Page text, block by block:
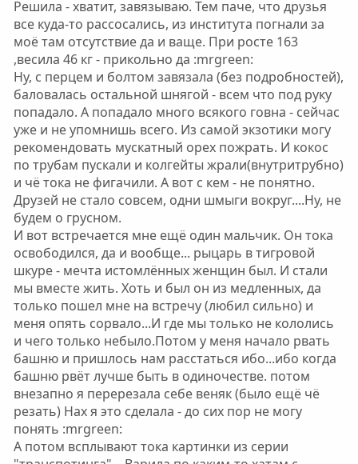
Решила - хватит, завязываю. Тем паче, что друзья
все куда-то рассосались, из института погнали за
моё там отсутствие да и ваще. При росте 163
,весила 46 кг - прикольно да :mrgreen:
Ну, с перцем и болтом завязала (без подробностей),
баловалась остальной шнягой - всем что под руку
попадало. А попадало много всякого говна - сейчас
уже и не упомнишь всего. Из самой экзотики могу
рекомендовать мускатный орех пожрать. И кокос
по трубам пускали и колгейты жрали(внутритрубно)
и чё тока не фигачили. А вот с кем - не понятно.
Друзей не стало совсем, одни шмыги вокруг....Ну, не
будем о грусном.
И вот встречается мне ещё один мальчик. Он тока
освободился, да и вообще... рыцарь в тигровой
шкуре - мечта истомлённых женщин был. И стали
мы вместе жить. Хоть и был он из медленных, да
только пошел мне на встречу (любил сильно) и
меня опять сорвало...И где мы только не кололись
и чего только небыло.Потом у меня начало рвать
башню и пришлось нам расстаться ибо...ибо когда
башню рвёт лучше быть в одиночестве. потом
внезапно я перерезала себе веняк (было ещё чё
резать) Нах я это сделала - до сих пор не могу
понять :mrgreen:
А потом всплывают тока картинки из серии